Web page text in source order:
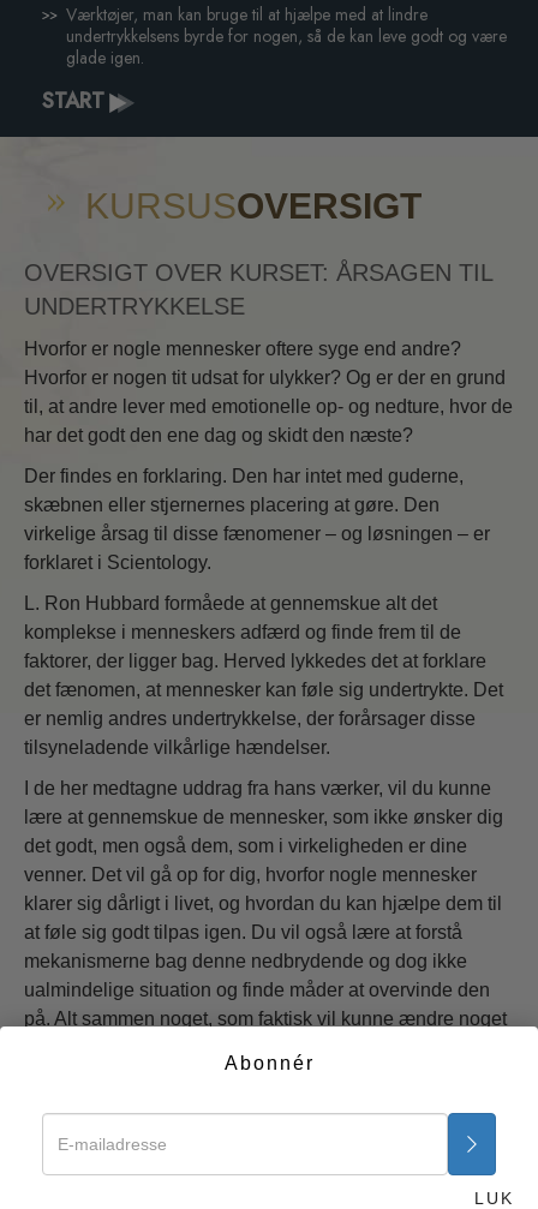
Værktøjer, man kan bruge til at hjælpe med at lindre
undertrykkelsens byrde for nogen, så de kan leve godt og være
glade igen.
START
KURSUSOVERSIGT
OVERSIGT OVER KURSET: ÅRSAGEN TIL
UNDERTRYKKELSE
Hvorfor er nogle mennesker oftere syge end andre?
Hvorfor er nogen tit udsat for ulykker? Og er der en grund
til, at andre lever med emotionelle op- og nedture, hvor de
har det godt den ene dag og skidt den næste?
Der findes en forklaring. Den har intet med guderne,
skæbnen eller stjernernes placering at gøre. Den
virkelige årsag til disse fænomener – og løsningen – er
forklaret i Scientology.
L. Ron Hubbard formåede at gennemskue alt det
komplekse i menneskers adfærd og finde frem til de
faktorer, der ligger bag. Herved lykkedes det at forklare
det fænomen, at mennesker kan føle sig undertrykte. Det
er nemlig andres undertrykkelse, der forårsager disse
tilsyneladende vilkårlige hændelser.
I de her medtagne uddrag fra hans værker, vil du kunne
lære at gennemskue de mennesker, som ikke ønsker dig
det godt, men også dem, som i virkeligheden er dine
venner. Det vil gå op for dig, hvorfor nogle mennesker
klarer sig dårligt i livet, og hvordan du kan hjælpe dem til
at føle sig godt tilpas igen. Du vil også lære at forstå
mekanismerne bag denne nedbrydende og dog ikke
ualmindelige situation og finde måder at overvinde den
på. Alt sammen noget, som faktisk vil kunne ændre noget
måde som det har ændret andres tilværelse.
Start nu >>
GRATIS ONLINE KURSER
Abonnér
LUK